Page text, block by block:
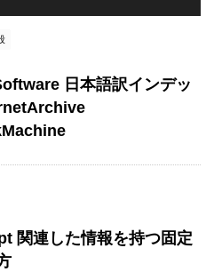
日本語訳インデッ
関連した情報を持つ固定